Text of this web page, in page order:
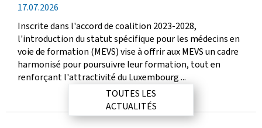
i
o
n
d
a
t
e
d
e
p
b
17.07.2026
Inscrite dans l'accord de coalition 2023-2028,
l'introduction du statut spécifique pour les médecins en
voie de formation (MEVS) vise à offrir aux MEVS un cadre
harmonisé pour poursuivre leur formation, tout en
renforçant l'attractivité du Luxembourg ...
TOUTES LES
ACTUALITÉS